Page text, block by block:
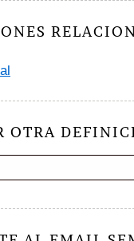
OTRA